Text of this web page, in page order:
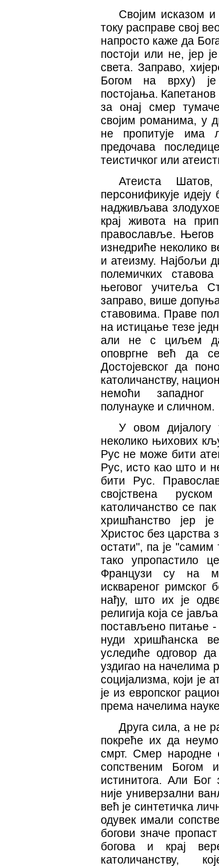
Својим исказом и
току расправе свој
напросто каже да
постоји или не, јер
света. Заправо,
Богом на врху) је
постојања.
за онај смер
својим романима, у
не пропитује
предочава
теистичког или
Атеиста
персонификује
надживљава
крај живота на
православље. Његов
изнедриће неколико
и атеизму. Најбољи
полемичких
његовог учитеља
заправо, више
ставовима. Праве
на истицање тезе
али не с циљем да
оповргне већ да
Достојевског да
католичанству,
немоћи западног
полунауке и сличном.
У овом
неколико њихових
Рус не може бити
Рус, исто као што и
бити Рус.
својствена
католичанство се
хришћанство јер
Христос без
остати", па је
тако упропастило
Французи су на
исквареног римског
нађу, што их је
религија која се
постављено питање -
нуди хришћанска
уследиће одговор
уздигао на начелима
социјализма, који је
је из европског
према начелима
Друга сила, а не
покреће их да
смрт. Смер народне
сопственим
истинитога. Али Бог
није универзални
већ је синтетичка
одувек имали
богови значе
богова и крај